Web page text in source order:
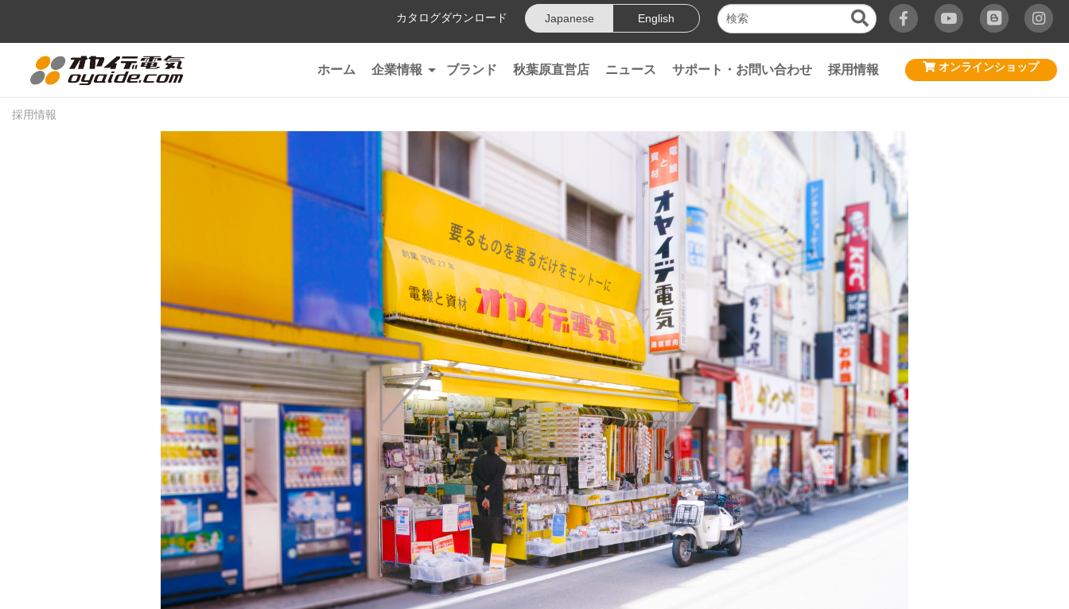
カタログダウンロード Japanese English
ホーム 企業情報
沿革
精密導体"102 SSC"
オヤイデ電気70周年特設サイト
ブランド 秋葉原直営店 ニュース サポート・お問い合わせ 採用情報 オンラインショップ
採用情報